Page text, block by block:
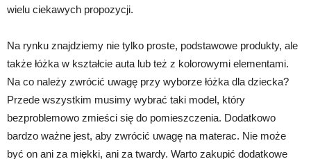
wielu ciekawych propozycji.
Na rynku znajdziemy nie tylko proste, podstawowe produkty, ale
także łóżka w kształcie auta lub też z kolorowymi elementami.
Na co należy zwrócić uwagę przy wyborze łóżka dla dziecka?
Przede wszystkim musimy wybrać taki model, który
bezproblemowo zmieści się do pomieszczenia. Dodatkowo
bardzo ważne jest, aby zwrócić uwagę na materac. Nie może
być on ani za miękki, ani za twardy. Warto zakupić dodatkowe